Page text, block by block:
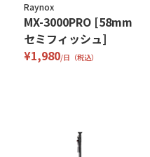
Raynox
MX-3000PRO [58mm
セミフィッシュ]
¥1,980/日（税込）